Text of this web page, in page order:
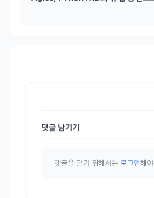
댓글 남기기
댓글을 달기 위해서는 로그인해